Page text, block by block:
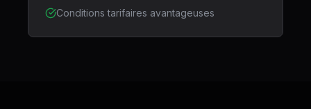
Conditions tarifaires avantageuses